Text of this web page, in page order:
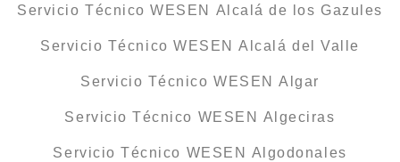
Servicio Técnico WESEN Alcalá de los Gazules
Servicio Técnico WESEN Alcalá del Valle
Servicio Técnico WESEN Algar
Servicio Técnico WESEN Algeciras
Servicio Técnico WESEN Algodonales